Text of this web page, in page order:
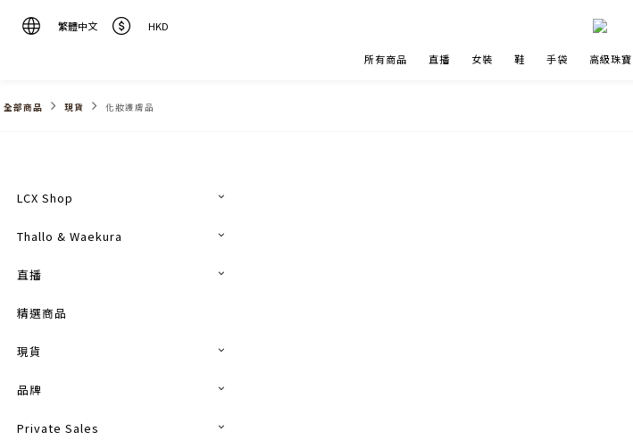
繁體中文 HKD
所有商品 直播 女裝 鞋 手袋 高級珠寶
全部商品 現貨 化妝謢膚品
LCX Shop
Thallo & Waekura
直播
精選商品
現貨
品牌
Private Sales